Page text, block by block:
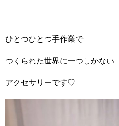
ひとつひとつ手作業で
つくられた世界に一つしかない
アクセサリーです♡